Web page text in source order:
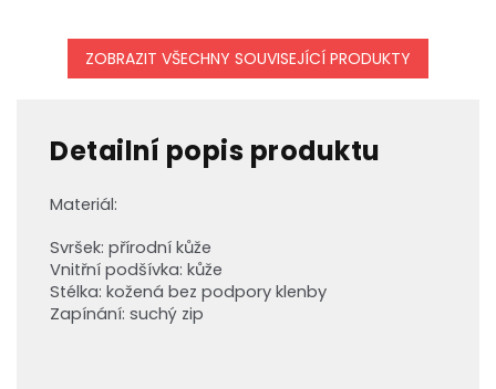
ZOBRAZIT VŠECHNY SOUVISEJÍCÍ PRODUKTY
Detailní popis produktu
Materiál:
Svršek: přírodní kůže
Vnitřní podšívka: kůže
Stélka: kožená bez podpory klenby
Zapínání: suchý zip